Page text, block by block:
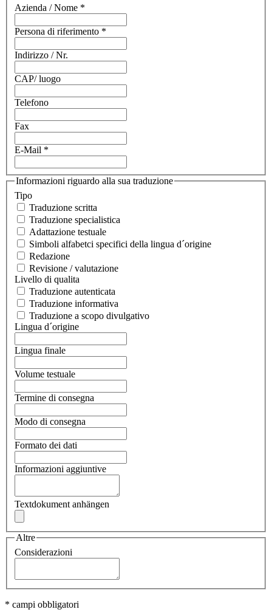
Azienda / Nome *
Persona di riferimento *
Indirizzo / Nr.
CAP/ luogo
Telefono
Fax
E-Mail *
Informazioni riguardo alla sua traduzione
Tipo
Traduzione scritta
Traduzione specialistica
Adattazione testuale
Simboli alfabetci specifici della lingua d´origine
Redazione
Revisione / valutazione
Livello di qualita
Traduzione autenticata
Traduzione informativa
Traduzione a scopo divulgativo
Lingua d´origine
Lingua finale
Volume testuale
Termine di consegna
Modo di consegna
Formato dei dati
Informazioni aggiuntive
Textdokument anhängen
Altre
Considerazioni
* campi obbligatori